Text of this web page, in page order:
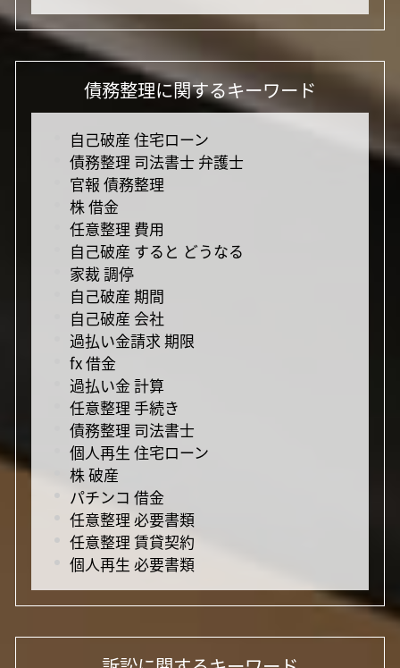
債務整理に関するキーワード
自己破産 住宅ローン
債務整理 司法書士 弁護士
官報 債務整理
株 借金
任意整理 費用
自己破産 すると どうなる
家裁 調停
自己破産 期間
自己破産 会社
過払い金請求 期限
fx 借金
過払い金 計算
任意整理 手続き
債務整理 司法書士
個人再生 住宅ローン
株 破産
パチンコ 借金
任意整理 必要書類
任意整理 賃貸契約
個人再生 必要書類